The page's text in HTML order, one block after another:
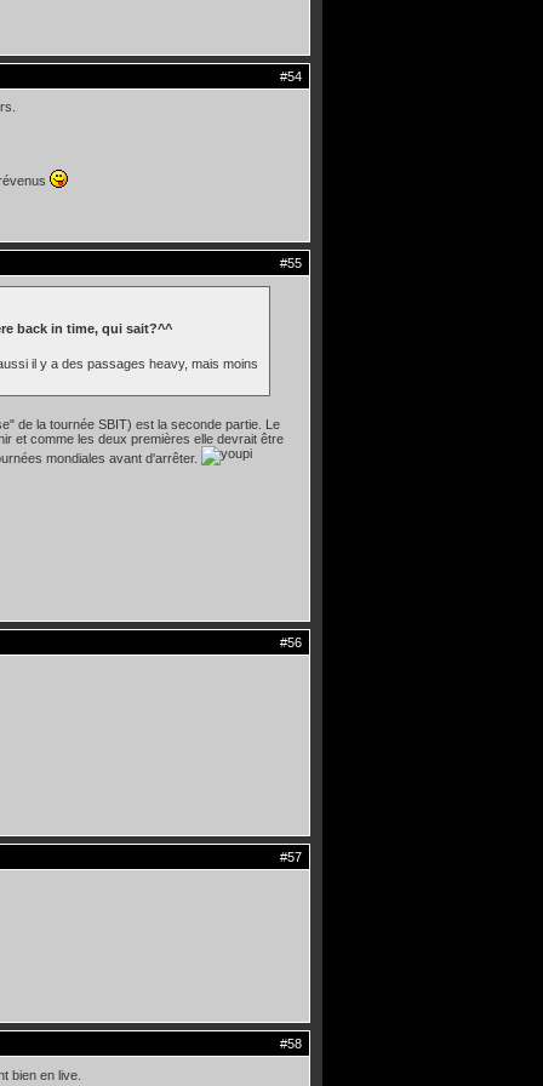
#54
#55
back in time, qui sait?^^
il y a des passages heavy, mais moins
de la tournée SBIT) est la seconde partie. Le
et comme les deux premières elle devrait être
mondiales avant d'arrêter.
#56
#57
#58
bien en live.